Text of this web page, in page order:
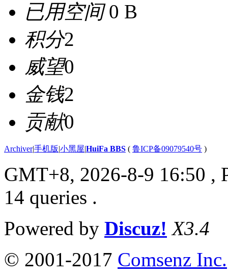
已用空间0 B
积分2
威望0
金钱2
贡献0
Archiver|手机版|小黑屋|HuiFa BBS ( 鲁ICP备09079540号 )
GMT+8, 2026-8-9 16:50 ,
14 queries .
Powered by Discuz! X3.4
© 2001-2017 Comsenz Inc.